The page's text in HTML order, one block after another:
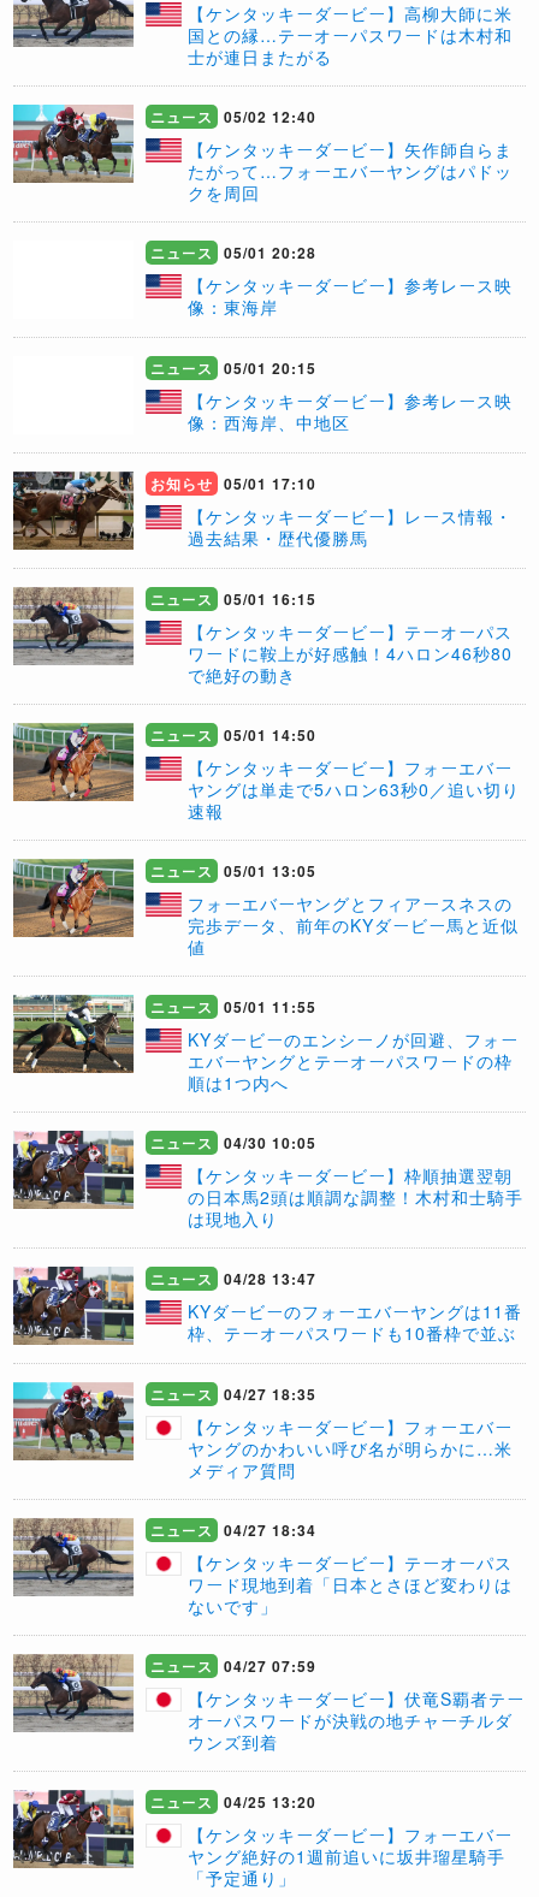
【ケンタッキーダービー】高柳大師に米
国との縁…テーオーパスワードは木村和
士が連日またがる
ニュース 05/02 12:40
【ケンタッキーダービー】矢作師自らま
たがって…フォーエバーヤングはパドッ
クを周回
ニュース 05/01 20:28
【ケンタッキーダービー】参考レース映
像：東海岸
ニュース 05/01 20:15
【ケンタッキーダービー】参考レース映
像：西海岸、中地区
お知らせ 05/01 17:10
【ケンタッキーダービー】レース情報・
過去結果・歴代優勝馬
ニュース 05/01 16:15
【ケンタッキーダービー】テーオーパス
ワードに鞍上が好感触！4ハロン46秒80
で絶好の動き
ニュース 05/01 14:50
【ケンタッキーダービー】フォーエバー
ヤングは単走で5ハロン63秒0／追い切り
速報
ニュース 05/01 13:05
フォーエバーヤングとフィアースネスの
完歩データ、前年のKYダービー馬と近似
値
ニュース 05/01 11:55
KYダービーのエンシーノが回避、フォー
エバーヤングとテーオーパスワードの枠
順は1つ内へ
ニュース 04/30 10:05
【ケンタッキーダービー】枠順抽選翌朝
の日本馬2頭は順調な調整！木村和士騎手
は現地入り
ニュース 04/28 13:47
KYダービーのフォーエバーヤングは11番
枠、テーオーパスワードも10番枠で並ぶ
ニュース 04/27 18:35
【ケンタッキーダービー】フォーエバー
ヤングのかわいい呼び名が明らかに…米
メディア質問
ニュース 04/27 18:34
【ケンタッキーダービー】テーオーパス
ワード現地到着「日本とさほど変わりは
ないです」
ニュース 04/27 07:59
【ケンタッキーダービー】伏竜S覇者テー
オーパスワードが決戦の地チャーチルダ
ウンズ到着
ニュース 04/25 13:20
【ケンタッキーダービー】フォーエバー
ヤング絶好の1週前追いに坂井瑠星騎手
「予定通り」